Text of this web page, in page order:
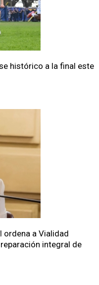
histórico a la final este
ordena a Vialidad
integral de